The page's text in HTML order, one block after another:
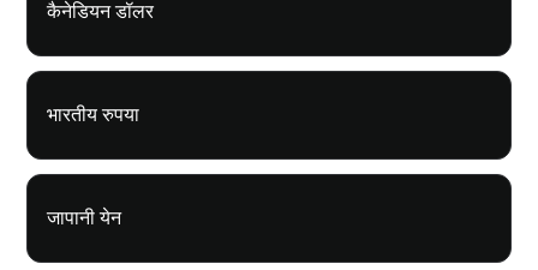
कैनेडियन डॉलर
भारतीय रुपया
जापानी येन